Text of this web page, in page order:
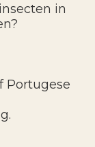
in
Portugese